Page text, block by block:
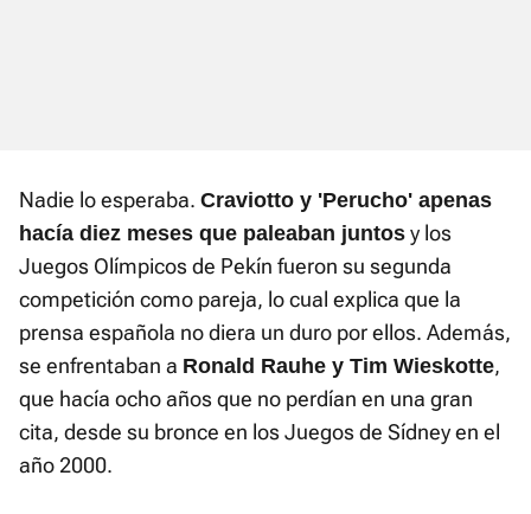
Nadie lo esperaba. Craviotto y 'Perucho' apenas
hacía diez meses que paleaban juntos y los
Juegos Olímpicos de Pekín fueron su segunda
competición como pareja, lo cual explica que la
prensa española no diera un duro por ellos. Además,
se enfrentaban a Ronald Rauhe y Tim Wieskotte,
que hacía ocho años que no perdían en una gran
cita, desde su bronce en los Juegos de Sídney en el
año 2000.